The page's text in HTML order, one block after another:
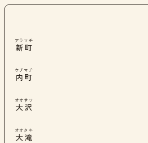
新町
アラマチ
内町
ウチマチ
大沢
オオサワ
大滝
オオタキ